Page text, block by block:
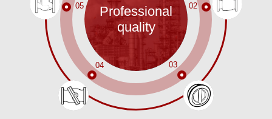
02
03
04
05
Professional
quality